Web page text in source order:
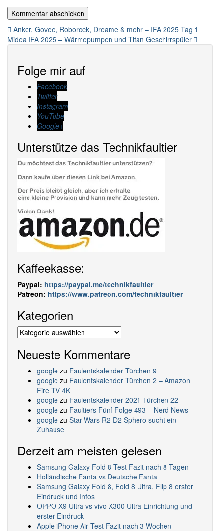
Beitragsnavigation
Anker, Govee, Roborock, Dreame & mehr – IFA 2025 Tag 1
Midea IFA 2025 – Wärmepumpen und Titan Geschirrspüler
Folge mir auf
Facebook
Twitter
Instagram
YouTube
Google+
Unterstütze das Technikfaultier
Kaffeekasse:
Paypal: https://paypal.me/technikfaultier
Patreon: https://www.patreon.com/technikfaultier
Kategorien
Kategorien
Neueste Kommentare
google zu Faulentskalender Türchen 9
google zu Faulentskalender Türchen 2 – Amazon
Fire TV 4K
google zu Faulentskalender 2021 Türchen 22
google zu Faultiers Fünf Folge 493 – Nerd News
google zu Star Wars R2-D2 Sphero sucht ein
Zuhause
Derzeit am meisten gelesen
Samsung Galaxy Fold 8 Test Fazit nach 8 Tagen
Holländische Fanta vs Deutsche Fanta
Samsung Galaxy Fold 8, Fold 8 Ultra, Flip 8 erster
Eindruck und Infos
OPPO X9 Ultra vs vivo X300 Ultra Einrichtung und
erster Eindruck
Apple iPhone Air Test Fazit nach 3 Wochen